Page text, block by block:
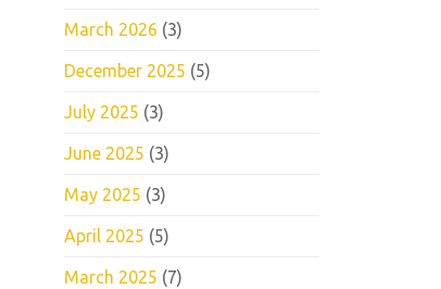
March 2026 (3)
December 2025 (5)
July 2025 (3)
June 2025 (3)
May 2025 (3)
April 2025 (5)
March 2025 (7)